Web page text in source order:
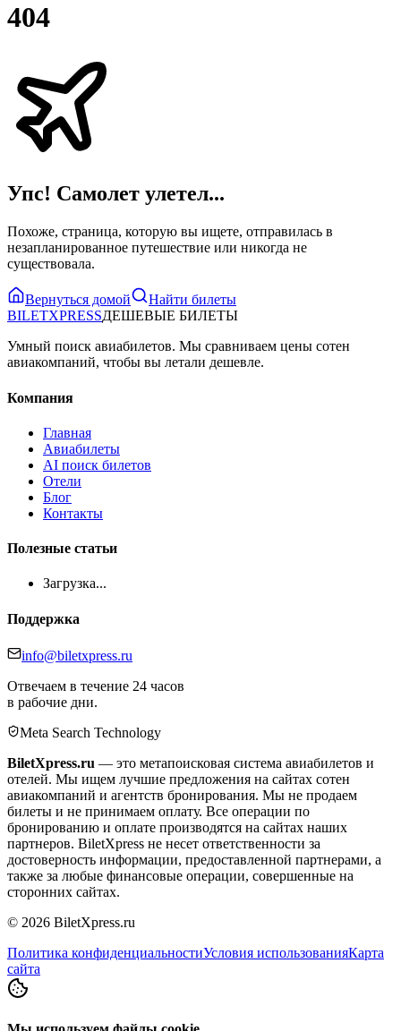
404
Упс! Самолет улетел...
Похоже, страница, которую вы ищете, отправилась в
незапланированное путешествие или никогда не
существовала.
Вернуться домой
Найти билеты
BILETXPRESSДЕШЕВЫЕ БИЛЕТЫ
Умный поиск авиабилетов. Мы сравниваем цены сотен
авиакомпаний, чтобы вы летали дешевле.
Компания
Главная
Авиабилеты
AI поиск билетов
Отели
Блог
Контакты
Полезные статьи
Загрузка...
Поддержка
info@biletxpress.ru
Отвечаем в течение 24 часов
в рабочие дни.
Meta Search Technology
BiletXpress.ru — это метапоисковая система авиабилетов и
отелей. Мы ищем лучшие предложения на сайтах сотен
авиакомпаний и агентств бронирования. Мы не продаем
билеты и не принимаем оплату. Все операции по
бронированию и оплате производятся на сайтах наших
партнеров. BiletXpress не несет ответственности за
достоверность информации, предоставленной партнерами, а
также за любые финансовые операции, совершенные на
сторонних сайтах.
© 2026 BiletXpress.ru
Политика конфиденциальностиУсловия использованияКарта
сайта